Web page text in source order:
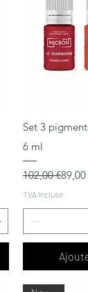
Set 3
6 ml
Prix original
102,00 €
Prix 89,00
TVA Incluse